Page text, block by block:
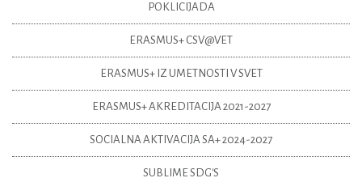
POKLICIJADA
ERASMUS+ CSV@VET
ERASMUS+ IZ UMETNOSTI V SVET
ERASMUS+ AKREDITACIJA 2021-2027
SOCIALNA AKTIVACIJA SA+ 2024-2027
SUBLIME SDG'S